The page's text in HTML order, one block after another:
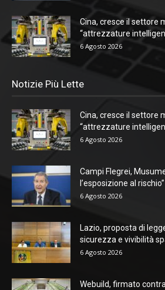
Cina, cresce il settore
“attrezzature
6 Agosto 2026
Notizie Più Lette
Cina, cresce il settore
“attrezzature
6 Agosto 2026
Campi Flegrei,
l’esposizione al rischio”
6 Agosto 2026
Lazio, proposta di
sicurezza e vivibilità
6 Agosto 2026
Webuild, firmato